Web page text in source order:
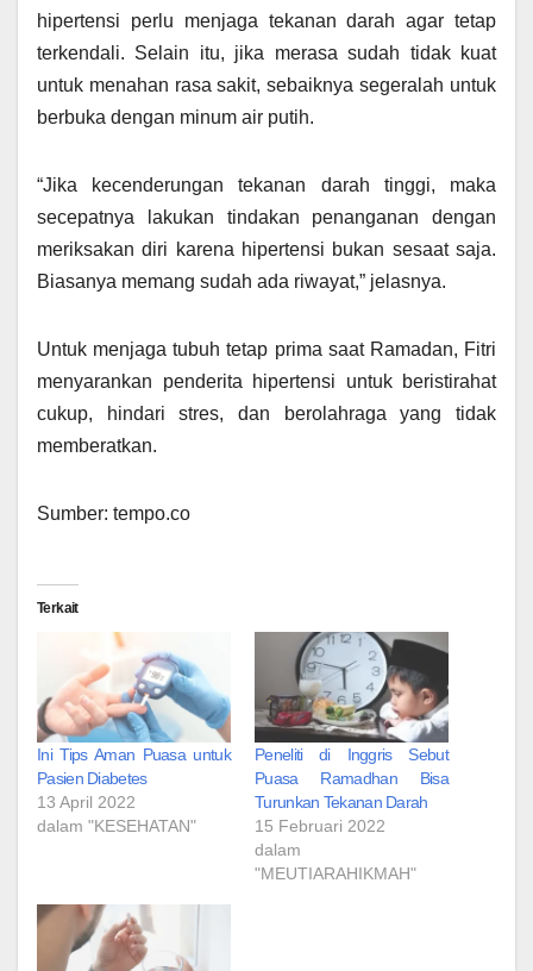
hipertensi perlu menjaga tekanan darah agar tetap
terkendali. Selain itu, jika merasa sudah tidak kuat
untuk menahan rasa sakit, sebaiknya segeralah untuk
berbuka dengan minum air putih.
“Jika kecenderungan tekanan darah tinggi, maka
secepatnya lakukan tindakan penanganan dengan
meriksakan diri karena hipertensi bukan sesaat saja.
Biasanya memang sudah ada riwayat,” jelasnya.
Untuk menjaga tubuh tetap prima saat Ramadan, Fitri
menyarankan penderita hipertensi untuk beristirahat
cukup, hindari stres, dan berolahraga yang tidak
memberatkan.
Sumber: tempo.co
Terkait
Ini Tips Aman Puasa untuk
Pasien Diabetes
13 April 2022
dalam "KESEHATAN"
Peneliti di Inggris Sebut
Puasa Ramadhan Bisa
Turunkan Tekanan Darah
15 Februari 2022
dalam
"MEUTIARAHIKMAH"